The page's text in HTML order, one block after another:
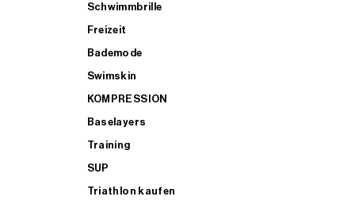
Schwimmbrille
Freizeit
Bademode
Swimskin
KOMPRESSION
Baselayers
Training
SUP
Triathlon kaufen